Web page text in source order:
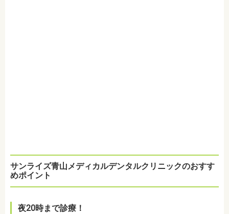
サンライズ青山メディカルデンタルクリニックのおすす
めポイント
夜20時まで診療！